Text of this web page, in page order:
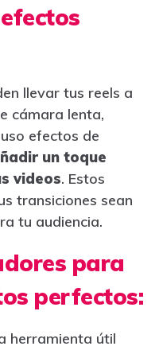
llevar tus reels a
cámara lenta,
efectos de
un toque
videos. Estos
transiciones sean
tu audiencia.
para
perfectos:
herramienta útil